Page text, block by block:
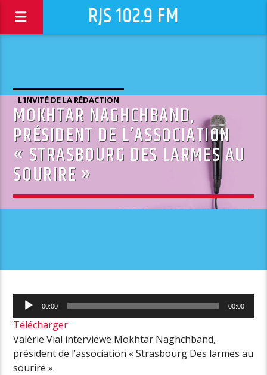
RJS 102.9 FM
L'INVITÉ DE LA RÉDACTION
MOKHTAR NAGHCHBAND,
PRÉSIDENT DE L’ASSOCIATION
« STRASBOURG DES LARMES AU
SOURIRE »
Lecteur
audio
00:00 00:00
Télécharger
Valérie Vial interviewe Mokhtar Naghchband,
président de l’association « Strasbourg Des larmes au
sourire ».